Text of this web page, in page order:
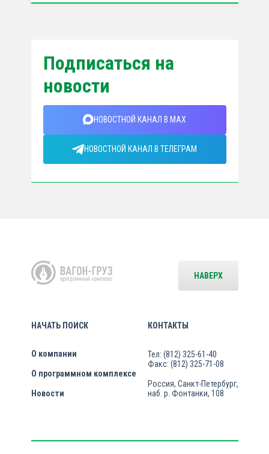
Подписаться на
новости
НОВОСТНОЙ КАНАЛ В MAX
НОВОСТНОЙ КАНАЛ В ТЕЛЕГРАМ
НАЧАТЬ ПОИСК
О компании
О программном комплексе
Новости
КОНТАКТЫ
Тел: (812) 325-61-40
Факс: (812) 325-71-08
Россия, Санкт-Петербург,
наб. р. Фонтанки, 108
НАВЕРХ